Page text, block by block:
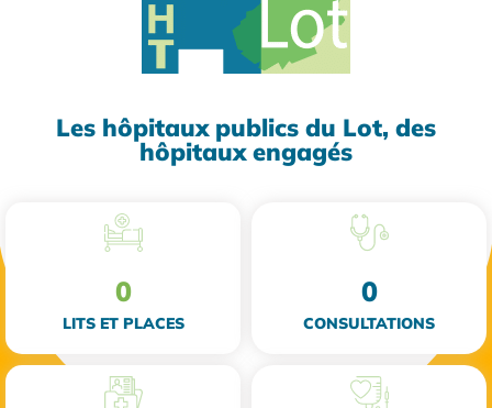
Les hôpitaux publics du Lot, des
hôpitaux engagés
LITS ET PLACES
0
CONSULTATIONS
0